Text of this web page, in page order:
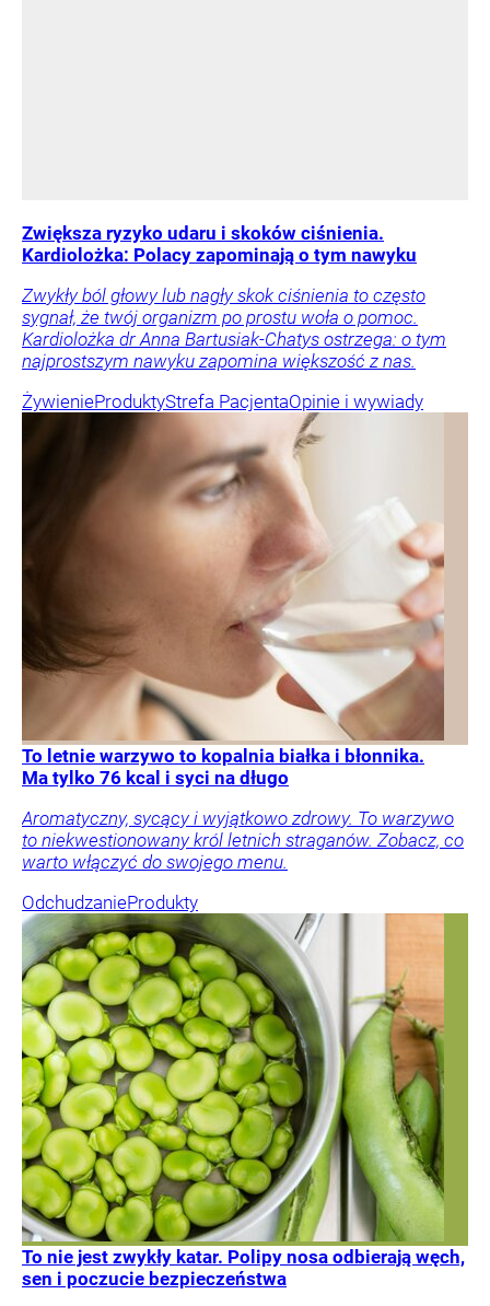
Zwiększa ryzyko udaru i skoków ciśnienia.
Kardiolożka: Polacy zapominają o tym nawyku
Zwykły ból głowy lub nagły skok ciśnienia to często
sygnał, że twój organizm po prostu woła o pomoc.
Kardiolożka dr Anna Bartusiak-Chatys ostrzega: o tym
najprostszym nawyku zapomina większość z nas.
ŻywienieProduktyStrefa PacjentaOpinie i wywiady
To letnie warzywo to kopalnia białka i błonnika.
Ma tylko 76 kcal i syci na długo
Aromatyczny, sycący i wyjątkowo zdrowy. To warzywo
to niekwestionowany król letnich straganów. Zobacz, co
warto włączyć do swojego menu.
OdchudzanieProdukty
To nie jest zwykły katar. Polipy nosa odbierają węch,
sen i poczucie bezpieczeństwa